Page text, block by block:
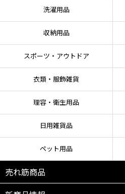
洗濯用品
収納用品
スポーツ・アウトドア
衣類・服飾雑貨
理容・衛生用品
日用雑貨品
ペット用品
売れ筋商品